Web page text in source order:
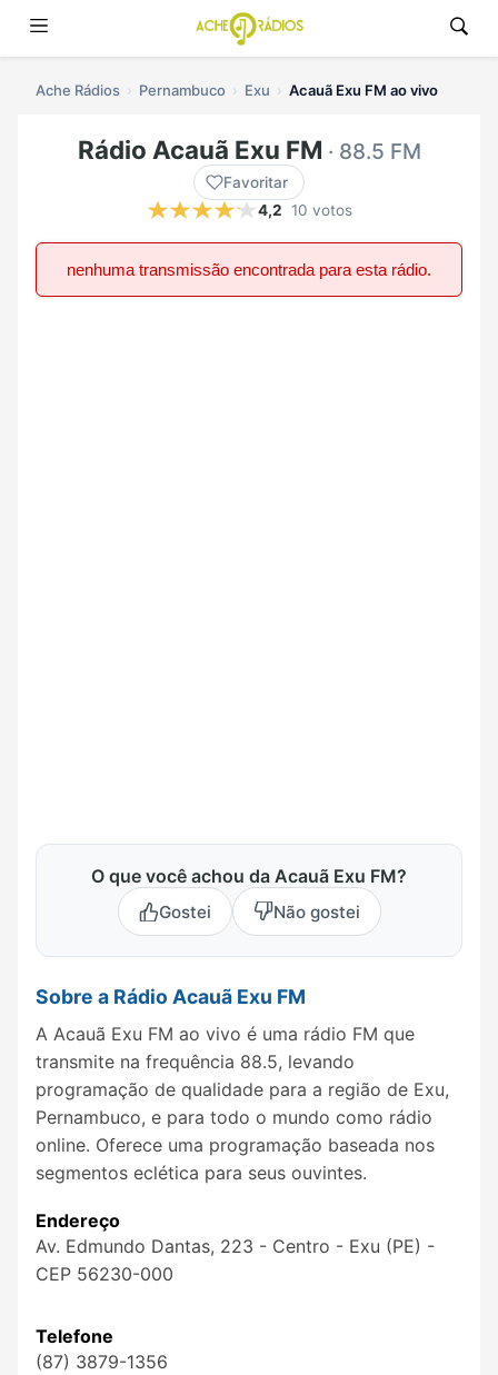
Ache Rádios Pernambuco Exu Acauã Exu FM ao vivo
Rádio Acauã Exu FM · 88.5 FM
Favoritar
4,2
10 votos
nenhuma transmissão encontrada para esta rádio.
O que você achou da Acauã Exu FM?
Gostei Não gostei
Sobre a Rádio Acauã Exu FM
A Acauã Exu FM ao vivo é uma rádio FM que
transmite na frequência 88.5, levando
programação de qualidade para a região de Exu,
Pernambuco, e para todo o mundo como rádio
online. Oferece uma programação baseada nos
segmentos eclética para seus ouvintes.
Endereço
Av. Edmundo Dantas, 223 - Centro - Exu (PE) -
CEP 56230-000
Telefone
(87) 3879-1356